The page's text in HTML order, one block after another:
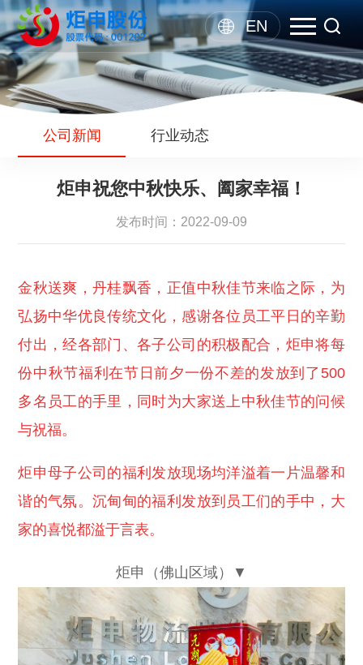
EN
公司新闻 行业动态
炬申祝您中秋快乐、阖家幸福！
发布时间：2022-09-09
金秋送爽，丹桂飘香，正值中秋佳节来临之际，为
弘扬中华优良传统文化，感谢各位员工平日的辛勤
付出，经各部门、各子公司的积极配合，炬申将每
份中秋节福利在节日前夕一份不差的发放到了500
多名员工的手里，同时为大家送上中秋佳节的问候
与祝福。
炬申母子公司的福利发放现场均洋溢着一片温馨和
谐的气氛。沉甸甸的福利发放到员工们的手中，大
家的喜悦都溢于言表。
炬申（佛山区域）▼